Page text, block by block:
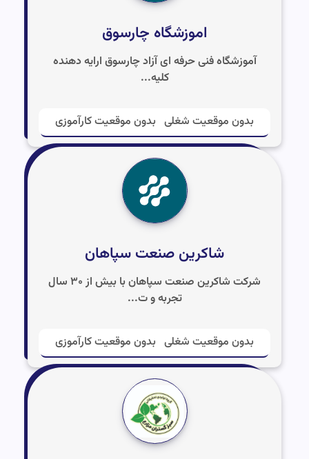
اموزشگاه چارسوق
آموزشگاه فنی حرفه ای آزاد چارسوق ارایه دهنده
کلیه...
بدون موقعیت شغلی بدون موقعیت کارآموزی
شاكرين صنعت سپاهان
شرکت شاکرین صنعت سپاهان با بیش از ۳۰ سال
تجربه و ت...
بدون موقعیت شغلی بدون موقعیت کارآموزی